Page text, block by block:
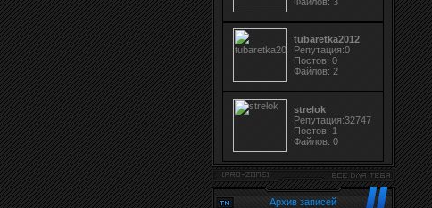
tubaretka2012
Репутация:0
Постов: 0
Файлов: 2
strelok
Репутация:32747
Постов: 1
Файлов: 0
Архив записей